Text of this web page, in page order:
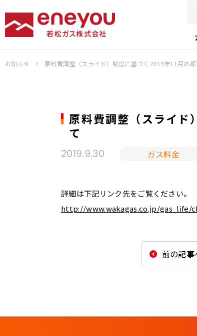
お知らせ 原料費調整（スライド）制度に基づく2019年11月の
2019.9.30 ガス料金
原料費調整（スライ
て
詳細は下記リンク先をご覧ください。
http://www.wakagas.co.jp/gas_life/
前の記事